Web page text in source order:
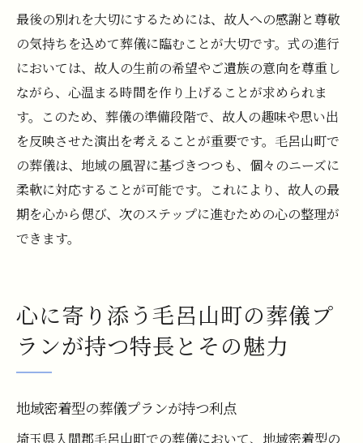
最後の別れを大切にするためには、故人への感謝と尊敬
の気持ちを込めて葬儀に臨むことが大切です。式の進行
においては、故人の生前の希望やご遺族の意向を尊重し
ながら、心温まる時間を作り上げることが求められま
す。このため、葬儀の準備段階で、故人の趣味や思い出
を反映させた演出を考えることが重要です。毛呂山町で
の葬儀は、地域の風習に基づきつつも、個々のニーズに
柔軟に対応することが可能です。これにより、故人の最
期を心から偲び、次のステップに進むための心の整理が
できます。
心に寄り添う毛呂山町の葬儀プ
ランが持つ特長とその魅力
地域密着型の葬儀プランが持つ利点
埼玉県入間郡毛呂山町での葬儀において、地域密着型の